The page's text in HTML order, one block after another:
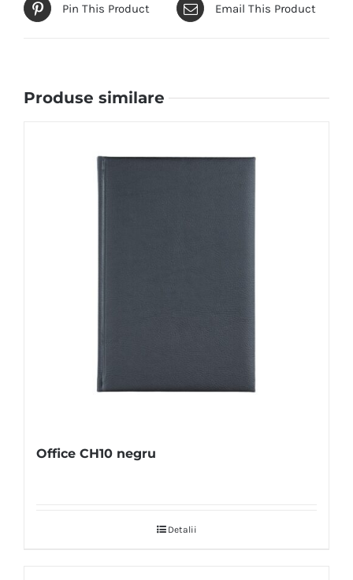
Pin This Product Email This Product
Produse similare
Office CH10 negru
Detalii